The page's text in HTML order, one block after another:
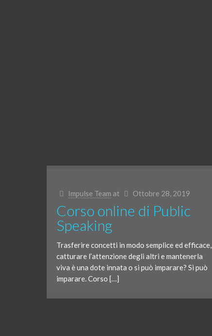
Impulse Team at Ottobre 28, 2019
Corso online di Public
Speaking
Trasferire concetti in modo semplice ed efficace,
catturare l’attenzione degli altri e mantenerla
viva è una dote innata o si può imparare? Si può
imparare. Corso […]